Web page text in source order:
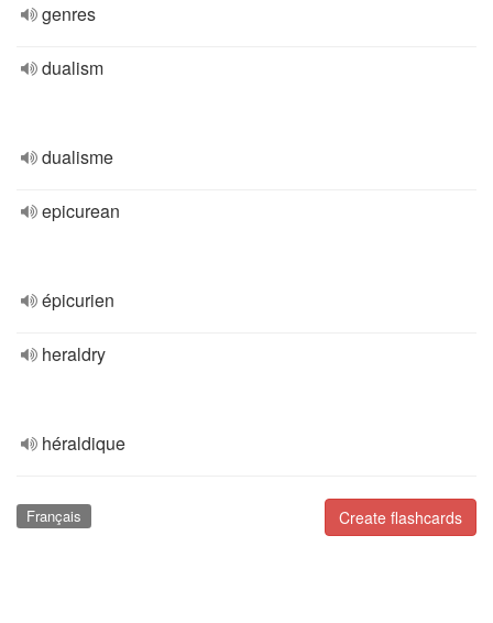
genres
dualism
dualisme
epicurean
épicurien
heraldry
héraldique
Create flashcards
Français